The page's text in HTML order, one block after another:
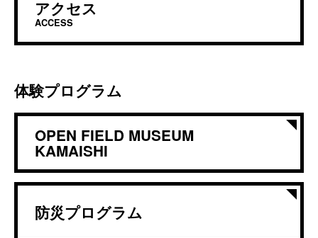
アクセス
ACCESS
体験プログラム
OPEN FIELD MUSEUM
KAMAISHI
防災プログラム